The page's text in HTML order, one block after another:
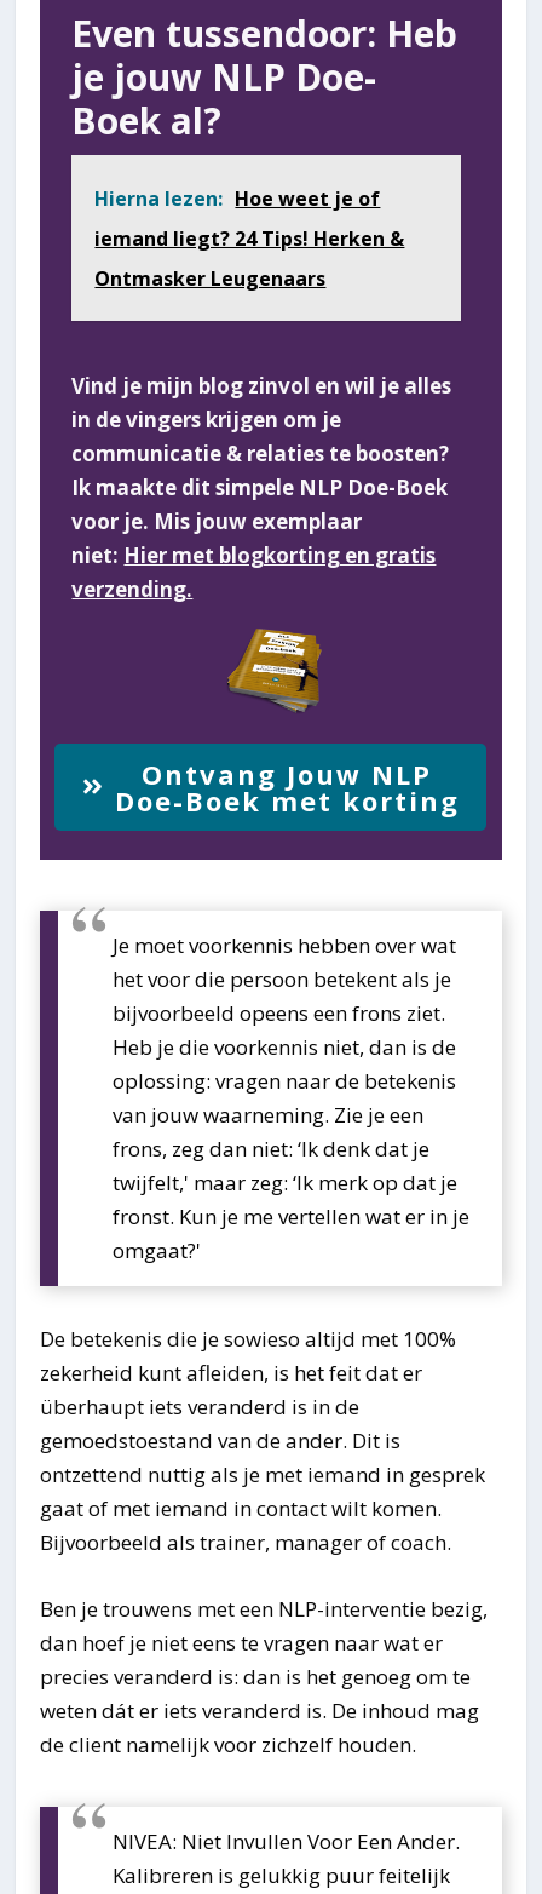
Even tussendoor: Heb
je jouw NLP Doe-
Boek al?
Hierna lezen: Hoe weet je of
iemand liegt? 24 Tips! Herken &
Ontmasker Leugenaars
Vind je mijn blog zinvol en wil je alles
in de vingers krijgen om je
communicatie & relaties te boosten?
Ik maakte dit simpele NLP Doe-Boek
voor je. Mis jouw exemplaar
niet: Hier met blogkorting en gratis
verzending.
Ontvang Jouw NLP
Doe-Boek met korting
Je moet voorkennis hebben over wat
het voor die persoon betekent als je
bijvoorbeeld opeens een frons ziet.
Heb je die voorkennis niet, dan is de
oplossing: vragen naar de betekenis
van jouw waarneming. Zie je een
frons, zeg dan niet: ‘Ik denk dat je
twijfelt,' maar zeg: ‘Ik merk op dat je
fronst. Kun je me vertellen wat er in je
omgaat?'
De betekenis die je sowieso altijd met 100%
zekerheid kunt afleiden, is het feit dat er
überhaupt iets veranderd is in de
gemoedstoestand van de ander. Dit is
ontzettend nuttig als je met iemand in gesprek
gaat of met iemand in contact wilt komen.
Bijvoorbeeld als trainer, manager of coach.
Ben je trouwens met een NLP-interventie bezig,
dan hoef je niet eens te vragen naar wat er
precies veranderd is: dan is het genoeg om te
weten dát er iets veranderd is. De inhoud mag
de client namelijk voor zichzelf houden.
NIVEA: Niet Invullen Voor Een Ander.
Kalibreren is gelukkig puur feitelijk